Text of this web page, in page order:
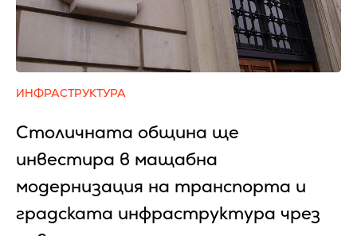
ИНФРАСТРУКТУРА
Столичната община ще
инвестира в мащабна
модернизация на транспорта и
градската инфраструктура чрез